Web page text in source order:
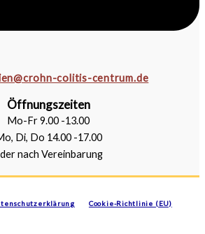
colitis-centrum.de
Öffnungszeiten
Mo-Fr9.00 -13.00
Di, Do 14.00 -17.00
nach Vereinbarung
Cookie-Richtlinie (EU)